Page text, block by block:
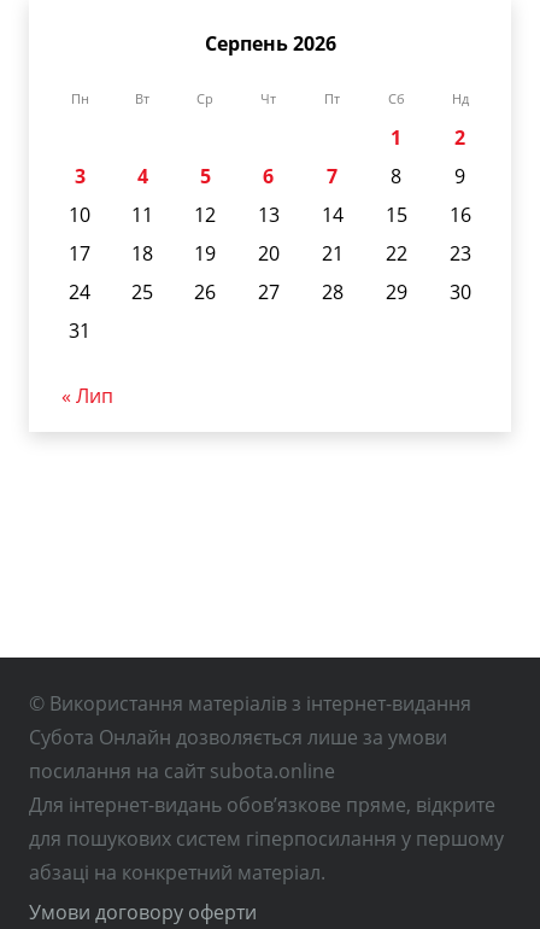
Серпень 2026
Пн Вт Ср Чт Пт Сб Нд
1
2
3
4 5 6 7 8
9
10
11 12 13 14 15
16
17
18 19 20 21 22
23
24
25 26 27 28 29
30
31
« Лип
© Використання матеріалів з інтернет-видання
Субота Онлайн дозволяється лише за умови
посилання на сайт subota.online
Для інтернет-видань обов’язкове пряме, відкрите
для пошукових систем гіперпосилання у першому
абзаці на конкретний матеріал.
Умови договору оферти